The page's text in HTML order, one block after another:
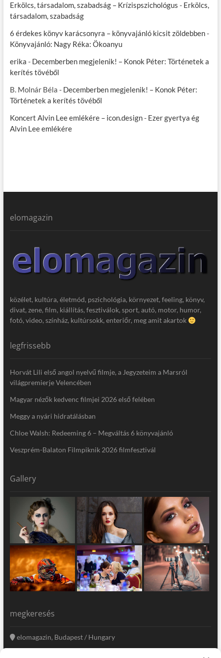
Erkölcs, társadalom, szabadság – Krízispszichológus - Erkölcs,
társadalom, szabadság
6 érdekes könyv karácsonyra – könyvajánló kicsit zöldebben-
Könyvajánló: Nagy Réka: Ökoanyu
erika - Decemberben megjelenik! – Konok Péter: Történetek a
kerítés tövéből
B. Molnár Béla - Decemberben megjelenik! – Konok Péter:
Történetek a kerítés tövéből
Koncert Alvin Lee emlékére – icon.design- Ezer gyertya ég
Alvin Lee emlékére
elomagazin
közélet, kultúra, életmód, pszichológia, környezet, feeling, könyv,
divat, zene, film, kiállítás, fesztiválok, sport, autó, motor, humor,
fotó, video, színház, kultúrsokk, enteriőr, meg amit akartok
legfrissebb
Horvát Lili első angol nyelvű filmje, a Jegyzeteim a Marsról
világpremierje Velencében
Magyar nézők kedvenc filmjei 2026 első felében
Meggy a nyári hidratálásban
Chloe Walsh: Redeeming 6 – Megváltás 6 könyvajánló
Veszprém-Balaton Filmpiknik 2026 filmfesztivál
Gallery
megkeresés
elomagazin, Budapest / Hungary